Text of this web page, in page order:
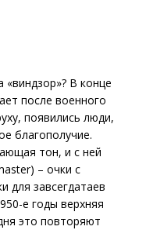
В конце
после военного
появились люди,
благополучие.
тон, и с ней
– очки с
для завсегдатаев
е годы верхняя
это повторяют